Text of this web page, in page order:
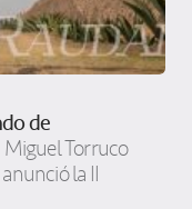
de
Miguel Torruco
la II